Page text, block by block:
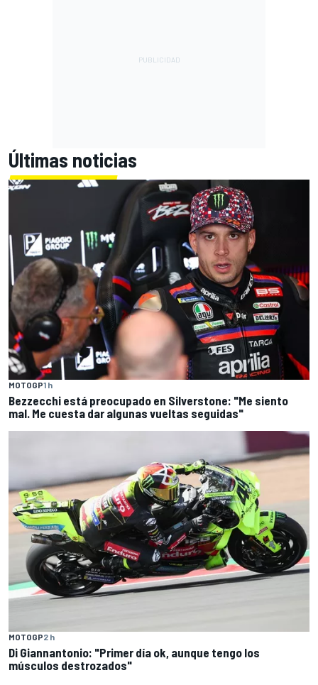
Últimas noticias
MOTOGP1 h
Bezzecchi está preocupado en Silverstone: "Me siento
mal. Me cuesta dar algunas vueltas seguidas"
MOTOGP2 h
Di Giannantonio: "Primer día ok, aunque tengo los
músculos destrozados"